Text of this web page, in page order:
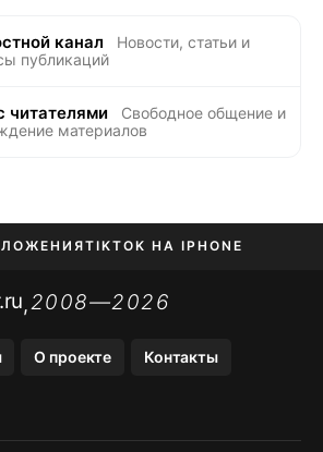
канал
Новости, статьи и
публикаций
читателями
Свободное общение и
материалов
TIKTOK НА IPHONE
STORE
,2008—2026
О проекте Контакты